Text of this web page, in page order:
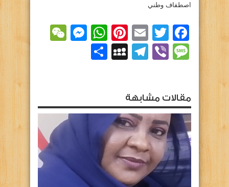
اصطفاف وطني
Facebook
Twitter
Email
Pinterest
WhatsApp
Message
Viber
Telegram
MySpace
مقالات مشابهة